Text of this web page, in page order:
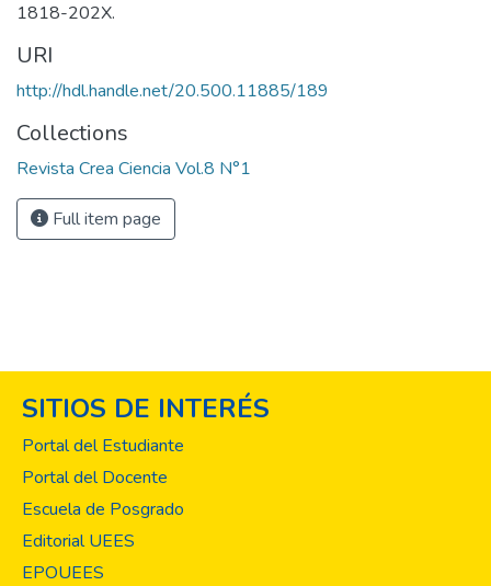
1818-202X.
URI
http://hdl.handle.net/20.500.11885/189
Collections
Revista Crea Ciencia Vol.8 N°1
Full item page
SITIOS DE INTERÉS
Portal del Estudiante
Portal del Docente
Escuela de Posgrado
Editorial UEES
EPOUEES